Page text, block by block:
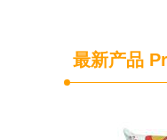
最新产品